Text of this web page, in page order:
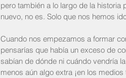
pero también a lo largo de la
nuevo, no es. Solo que nos hemos
Cuando nos empezamos a formar
pensarías que había un exceso de
sabían de dónde ni cuándo vendría
menos aún algo extra ¡en los